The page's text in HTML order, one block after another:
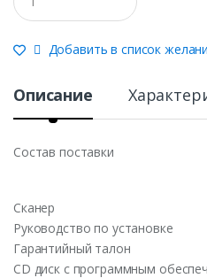
u
a
t
y
Добавить в список
Описание
Состав поставки
Сканер
Руководство по установке
Гарантийный талон
CD диск с программным